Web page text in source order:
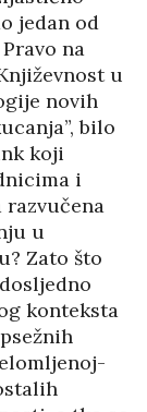
jedan od
na
u
novih
bilo
koji
i
razvučena
u
Zato što
konteksta